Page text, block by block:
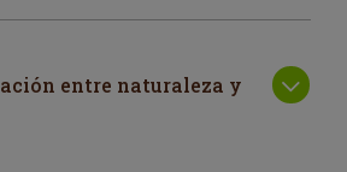
entre naturaleza y